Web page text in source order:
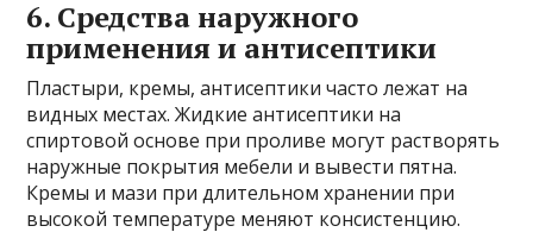
6. Средства наружного
применения и антисептики
Пластыри, кремы, антисептики часто лежат на
видных местах. Жидкие антисептики на
спиртовой основе при проливе могут растворять
наружные покрытия мебели и вывести пятна.
Кремы и мази при длительном хранении при
высокой температуре меняют консистенцию.